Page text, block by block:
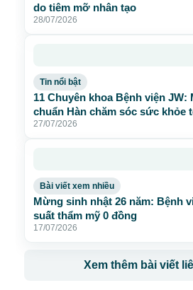
do tiêm mỡ nhân tạo
28/07/2026
Tin nổi bật
11 Chuyên khoa Bệnh viện JW:
chuẩn Hàn chăm sóc sức khỏe
27/07/2026
Bài viết xem nhiều
Mừng sinh nhật 26 năm: Bệnh
suất thẩm mỹ 0 đồng
17/07/2026
Xem thêm bài viết